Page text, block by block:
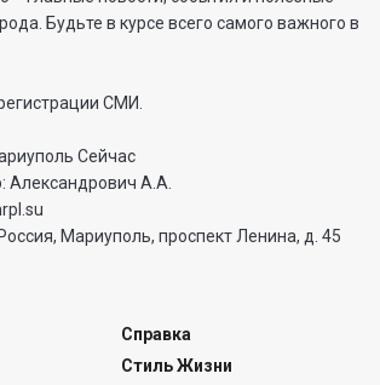
Будьте в курсе всего самого важного в
СМИ.
Сейчас
Александрович А.А.
Мариуполь, проспект Ленина, д. 45
Справка
Стиль Жизни